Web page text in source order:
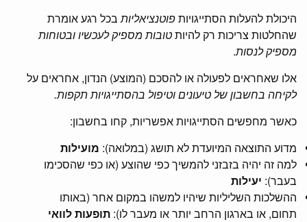
היכולת להעלות הסתייגויותפוטנציאליותבכל רגע אומרת
שהחלטות צריכות רק להיותטובות מספיק לעכשיו ובטוחות
מספיק לנסות.
אלו שאחראים לפעולה או להסכם (המוצע) הנדון, אחראים על
לקיחה בחשבון של טיעונים וטיפול בהסתייגויות תקפות.
כאשר מחפשים הסתייגויות אפשריות, קחו בחשבון:
מדוע התוצאה המיועדת לא תושג (במלואה): מועילות
למה זה יהיה בזבזני להמשיך כפי שהוצע (או כפי שהסכימו
בעבר): יעילות
ההשלכות השליליות שיהיו למשהו במקום אחר (באותו
תחום, או בארגון הרחב יותר או מעבר לו): תופעות לוואי